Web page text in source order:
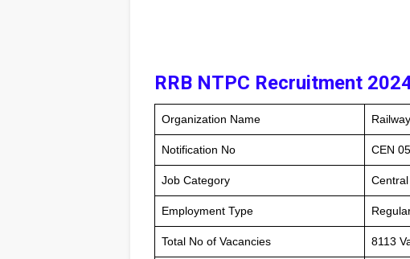
RRB NTPC Recruitment
Organization Name
Notification No CEN
Job Category
Employment Type
Total No of Vacancies 8113